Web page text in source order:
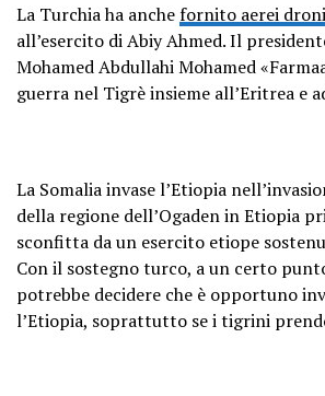
La Turchia ha anchefornito aerei
all’esercito di Abiy Ahmed. Il
Mohamed Abdullahi Mohamed
guerra nel Tigrè insieme all’Eritrea e
La Somalia invase l’Etiopia
della regione dell’Ogaden in Etiopia
sconfitta da un esercito etiope
Con il sostegno turco, a un certo
potrebbe decidere che è opportuno
l’Etiopia, soprattutto se i tigrini